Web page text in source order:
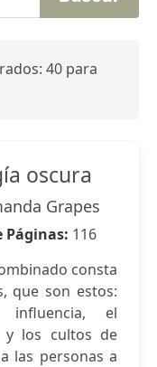
40 para
oscura
Grapes
Páginas: 116
consta
que son estos:
el
y los cultos de
las personas a